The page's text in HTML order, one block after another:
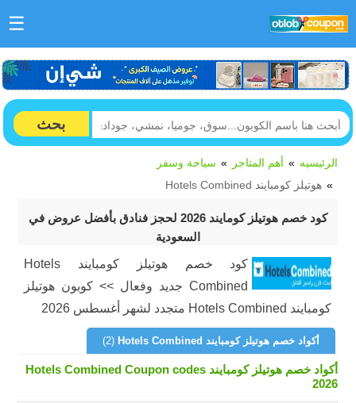
☰
بحث
الرئيسيه أهم المتاجر
سياحة وسفر
هوتيلز كومبايند Hotels Combined
كود خصم هوتيلز كومايند 2026 لحجز فنادق بأفضل عروض في
السعودية
كود خصم هوتيلز كومبايند Hotels
Combined جديد وفعال >> كوبون هوتيلز
كومبايند Hotels Combined متجدد لشهر أغسطس 2026
أكواد خصم هوتيلز كومبايند Hotels Combined (2)
أكواد خصم هوتيلز كومبايند Hotels Combined Coupon codes
2026